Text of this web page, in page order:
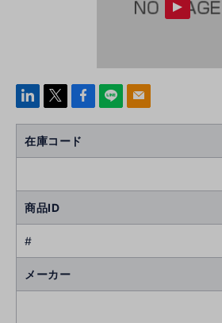
linke
Face
k
line mail
在庫コード
商品ID
#
メーカー